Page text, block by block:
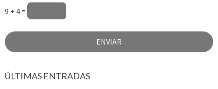
9 + 4 =
ÚLTIMAS ENTRADAS